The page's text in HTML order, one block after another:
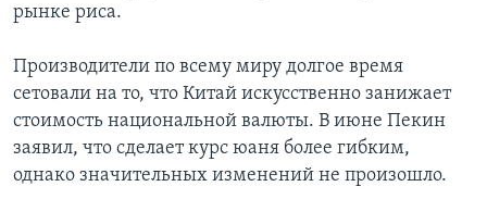
рынке риса.
Производители по всему миру долгое время
сетовали на то, что Китай искусственно занижает
стоимость национальной валюты. В июне Пекин
заявил, что сделает курс юаня более гибким,
однако значительных изменений не произошло.